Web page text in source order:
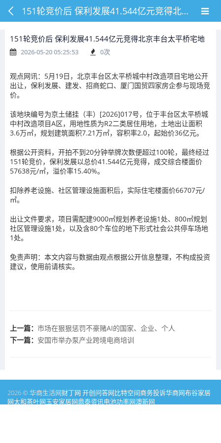
151轮竞价后 保利发展41.544亿元竞得北京丰台太平桥宅地
151轮竞价后 保利发展41.544亿元竞得北京丰台太平桥宅地
2026-05-20 05:25:53 0次
观点网讯：5月19日，北京丰台区太平桥城中村改造项目宅地公开
出让，保利发展、建发、招商蛇口、厦门国贸四家房企参与现场竞
价。
该地块编号为京土储挂（丰）[2026]017号，位于丰台区太平桥城
中村改造项目A区，用地性质为R2二类居住用地，土地出让面积
3.6万㎡，规划建筑面积7.21万㎡，容积率2.0，起始价36亿元。
根据公开资料，开拍不到20分钟举牌次数便超过100轮，最终经过
151轮竞价，保利发展以总价41.544亿元竞得，成交综合楼面价
57638元/㎡，溢价率15.40%。
扣除养老设施、社区管理设施面积后，实际住宅楼面价66707元/
㎡。
出让文件要求，项目需配建9000㎡规划养老设施1处、800㎡规划
社区管理设施1处，以及含80个车位的地下形式社会公共停车场地
1处。
免责声明：本文内容与数据由观点根据公开信息整理，不构成投资
建议，使用前请核实。
上一篇： 市场在狠狠惩罚不豪赌AI的国家、企业、个人
下一篇： 安国市举办泵产业跨境电商培训
2026 © 华商生活网财丁网 开创问答网比特空间商务投诉华商网布谷家居
网太和茶叶网玉安家居网鼎泰资讯电池功率网澳新网